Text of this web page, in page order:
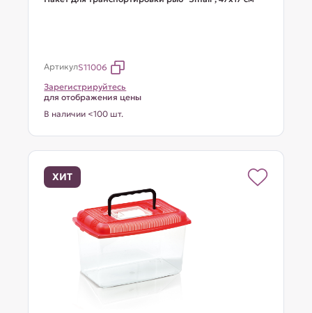
АртикулS11006
Зарегистрируйтесь
для отображения цены
В наличии <100 шт.
ХИТ